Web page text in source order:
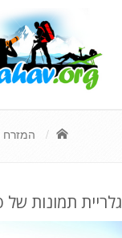
המזרח
גלריית תמונות של